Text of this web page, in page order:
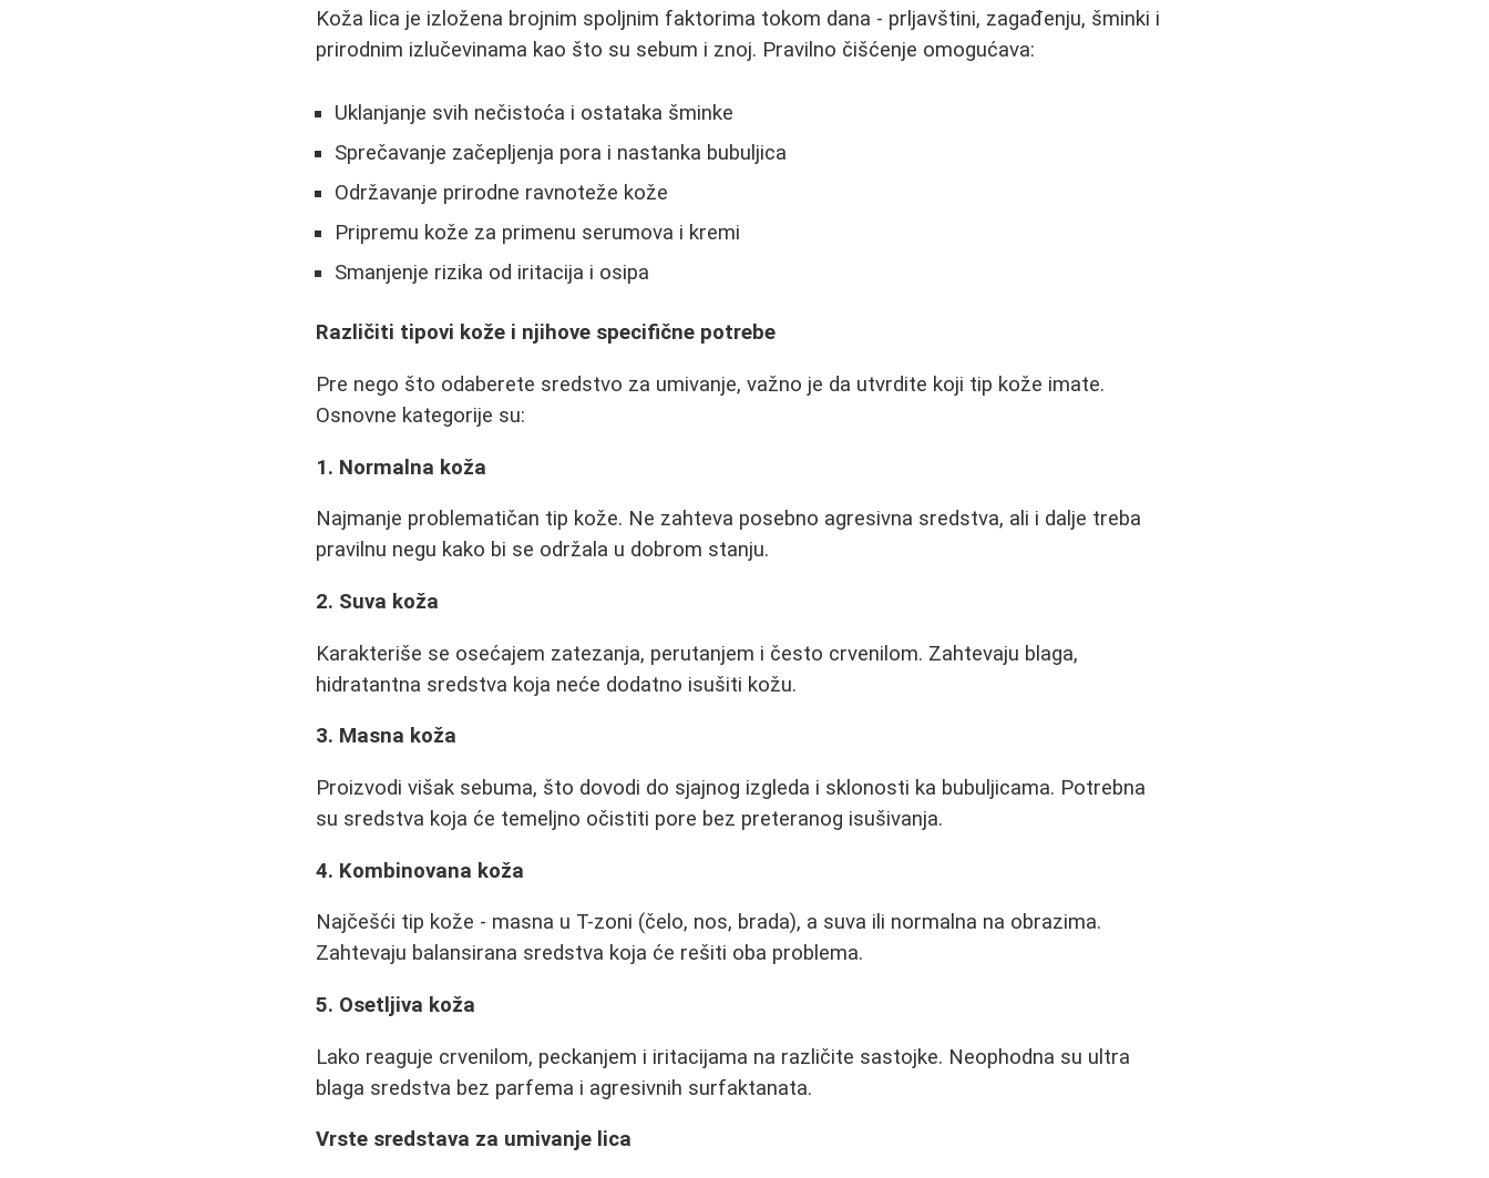
Koža lica je izložena brojnim spoljnim faktorima tokom dana - prljavštini, zagađenju, šminki i
prirodnim izlučevinama kao što su sebum i znoj. Pravilno čišćenje omogućava:
Uklanjanje svih nečistoća i ostataka šminke
Sprečavanje začepljenja pora i nastanka bubuljica
Održavanje prirodne ravnoteže kože
Pripremu kože za primenu serumova i kremi
Smanjenje rizika od iritacija i osipa
Različiti tipovi kože i njihove specifične potrebe
Pre nego što odaberete sredstvo za umivanje, važno je da utvrdite koji tip kože imate.
Osnovne kategorije su:
1. Normalna koža
Najmanje problematičan tip kože. Ne zahteva posebno agresivna sredstva, ali i dalje treba
pravilnu negu kako bi se održala u dobrom stanju.
2. Suva koža
Karakteriše se osećajem zatezanja, perutanjem i često crvenilom. Zahtevaju blaga,
hidratantna sredstva koja neće dodatno isušiti kožu.
3. Masna koža
Proizvodi višak sebuma, što dovodi do sjajnog izgleda i sklonosti ka bubuljicama. Potrebna
su sredstva koja će temeljno očistiti pore bez preteranog isušivanja.
4. Kombinovana koža
Najčešći tip kože - masna u T-zoni (čelo, nos, brada), a suva ili normalna na obrazima.
Zahtevaju balansirana sredstva koja će rešiti oba problema.
5. Osetljiva koža
Lako reaguje crvenilom, peckanjem i iritacijama na različite sastojke. Neophodna su ultra
blaga sredstva bez parfema i agresivnih surfaktanata.
Vrste sredstava za umivanje lica